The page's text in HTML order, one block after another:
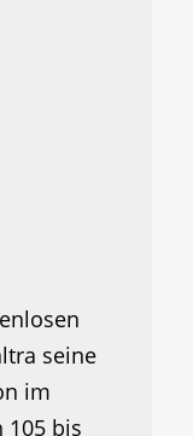
seine
im
105 bis